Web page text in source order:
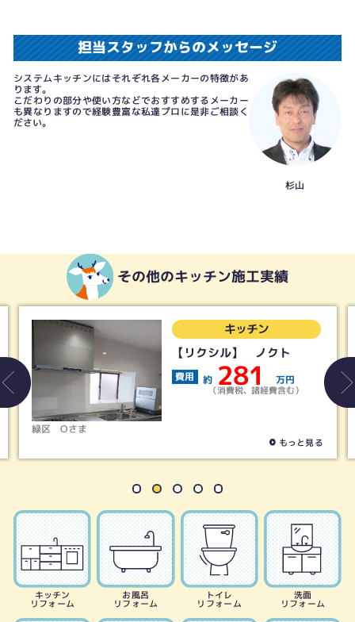
担当スタッフからのメッセージ
システムキッチンにはそれぞれ各メーカーの特徴があ
ります。
こだわりの部分や使い方などでおすすめするメーカー
も異なりますので経験豊富な私達プロに是非ご相談く
ださい。
杉山
その他のキッチン施工実績
万円
費含む）
キッチン
【タカラ】リフィッ
費用 約 145
（消費税、諸経費
キッチン
リフォーム
お風呂
リフォーム
トイレ
リフォーム
洗面
リフォーム